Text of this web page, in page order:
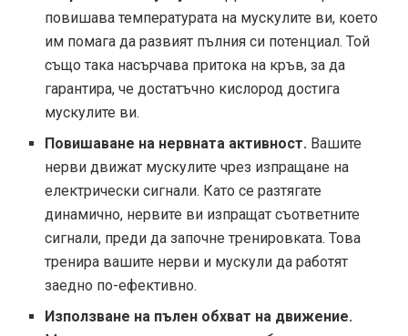
повишава температурата на мускулите ви, което
им помага да развият пълния си потенциал. Той
също така насърчава притока на кръв, за да
гарантира, че достатъчно кислород достига
мускулите ви.
Повишаване на нервната активност. Вашите
нерви движат мускулите чрез изпращане на
електрически сигнали. Като се разтягате
динамично, нервите ви изпращат съответните
сигнали, преди да започне тренировката. Това
тренира вашите нерви и мускули да работят
заедно по-ефективно.
Използване на пълен обхват на движение.